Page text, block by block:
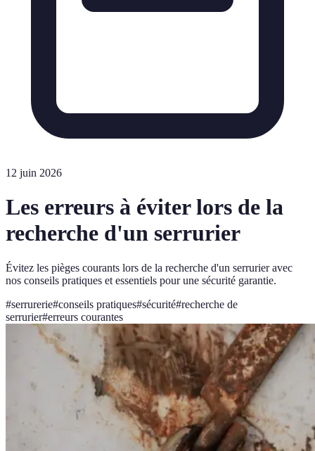
12 juin 2026
Les erreurs à éviter lors de la
recherche d'un serrurier
Évitez les pièges courants lors de la recherche d'un serrurier avec
nos conseils pratiques et essentiels pour une sécurité garantie.
#serrurerie#conseils pratiques#sécurité#recherche de
serrurier#erreurs courantes